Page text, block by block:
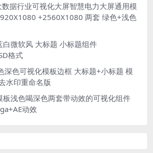
据行业可视化大屏智慧电力大屏通用模
+2560X1080 两套 绿色+浅色
微软风 大标题 小标题组件
格式
深色可视化模板边框 大标题+小标题 模
水印重命名版
板浅色喝深色两套带动效的可视化组件
动效